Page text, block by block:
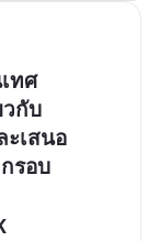
ทศ
กับ
เสนอ
รอบ